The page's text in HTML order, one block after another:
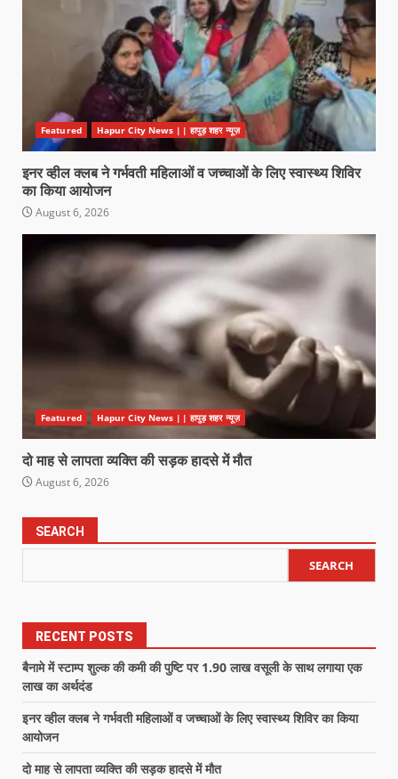
Featured Hapur City News || हापुड़ शहर न्यूज़
इनर व्हील क्लब ने गर्भवती महिलाओं व जच्चाओं के लिए स्वास्थ्य शिविर
का किया आयोजन
August 6, 2026
Featured Hapur City News || हापुड़ शहर न्यूज़
दो माह से लापता व्यक्ति की सड़क हादसे में मौत
August 6, 2026
SEARCH
SEARCH
RECENT POSTS
बैनामे में स्टाम्प शुल्क की कमी की पुष्टि पर 1.90 लाख वसूली के साथ लगाया एक
लाख का अर्थदंड
इनर व्हील क्लब ने गर्भवती महिलाओं व जच्चाओं के लिए स्वास्थ्य शिविर का किया
आयोजन
दो माह से लापता व्यक्ति की सड़क हादसे में मौत